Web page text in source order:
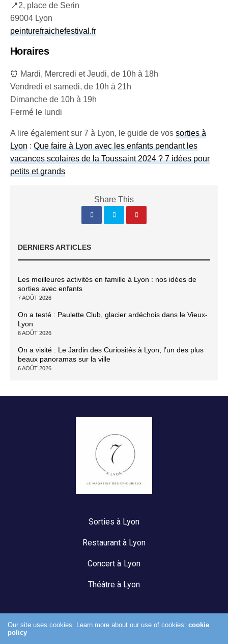
📍2, place de Serin
69004 Lyon
peinturefraichefestival.fr
Horaires
⏰ Mardi, Mercredi et Jeudi, de 10h à 18h
Vendredi et samedi, de 10h à 21h
Dimanche de 10h à 19h
Fermé le lundi
A lire également sur 7 à Lyon, le guide de vossorties à
Lyon :Que faire à Lyon avec les enfants pendant les
vacances scolaires de la Toussaint 2024 ? 7 idées pour
petits et grands
Share This
DERNIERS ARTICLES
Les meilleures activités en famille à Lyon : nos idées de
sorties avec enfants
7 AOÛT 2026
On a testé : Paulette Club, glacier ardéchois dans le Vieux-
Lyon
6 AOÛT 2026
On a visité : Le Jardin des Curiosités à Lyon, l’un des plus
beaux panoramas sur la ville
6 AOÛT 2026
Sorties à Lyon
Restaurant à Lyon
Concert à Lyon
Théâtre à Lyon
Our site uses cookies. Learn more about our use of cookies:cookie
policy